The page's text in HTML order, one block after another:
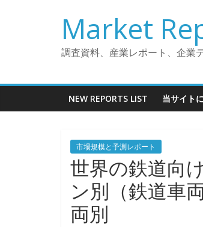
へ
キ
Market
調査資料、産業レポート、企業
NEW REPORTS LIST 当サイト
市場規模と予測レポート
世界の鉄道向
ン別（鉄道車
両別